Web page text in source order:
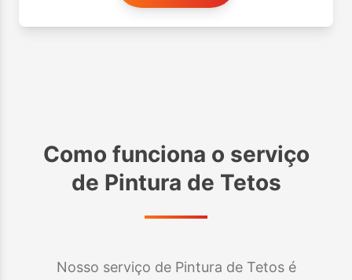
Como funciona o serviço
de Pintura de Tetos
Nosso serviço de Pintura de Tetos é